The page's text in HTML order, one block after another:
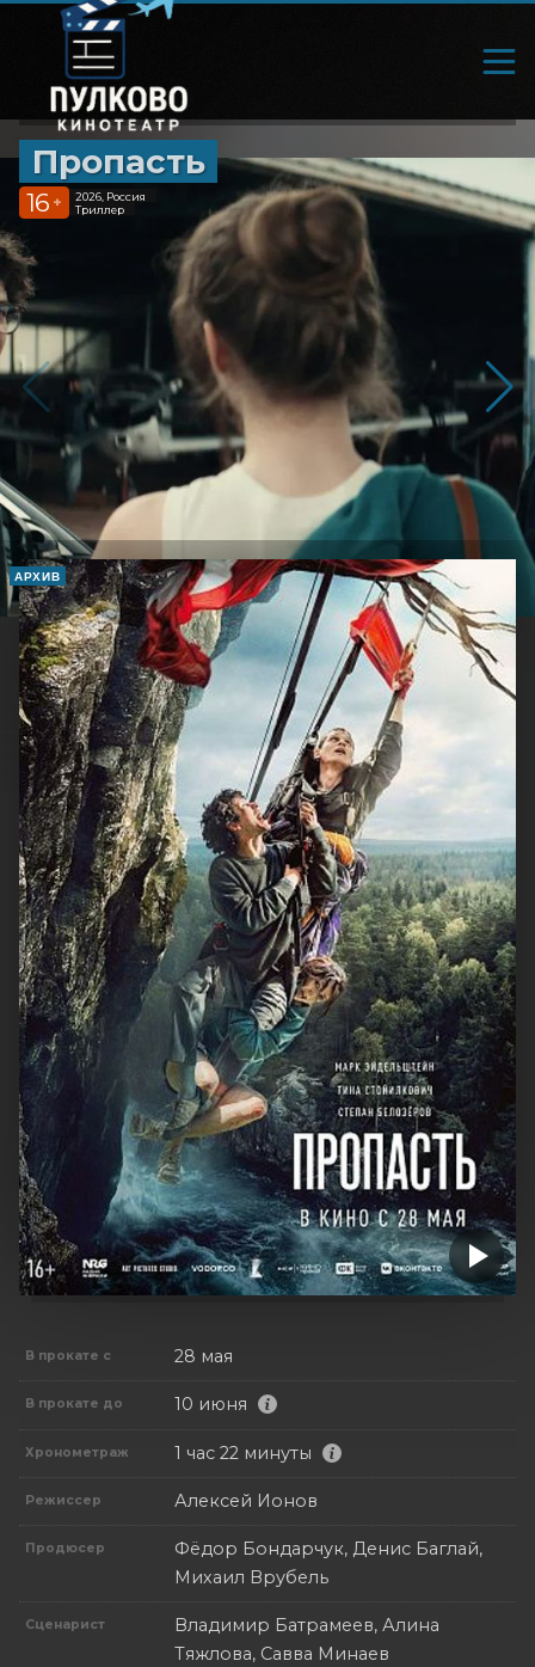
Пропасть
16 +
2026, Россия
Триллер
АРХИВ
В прокате с 28 мая
В прокате до 10 июня
Хронометраж 1 час 22 минуты
Режиссер Алексей Ионов
Продюсер
Фёдор Бондарчук, Денис Баглай,
Михаил Врубель
Сценарист
Владимир Батрамеев, Алина
Тяжлова, Савва Минаев